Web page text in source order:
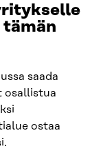
saada
osallistua
ostaa